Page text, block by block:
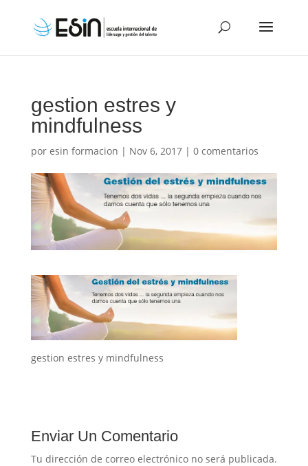
gestion estres y
mindfulness
por esin formacion | Nov 6, 2017| 0 comentarios
gestion estres y mindfulness
Enviar Un Comentario
Tu dirección de correo electrónico no será publicada.